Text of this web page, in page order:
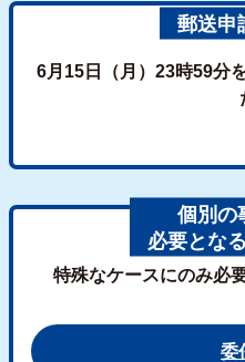
郵送申
6月15日（月）23時59分
個別の
必要とな
特殊なケースにのみ必
委